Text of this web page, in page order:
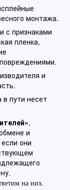
монтажа.
с признаками
пленка,
и
в пути несет
,
и
они
на них.